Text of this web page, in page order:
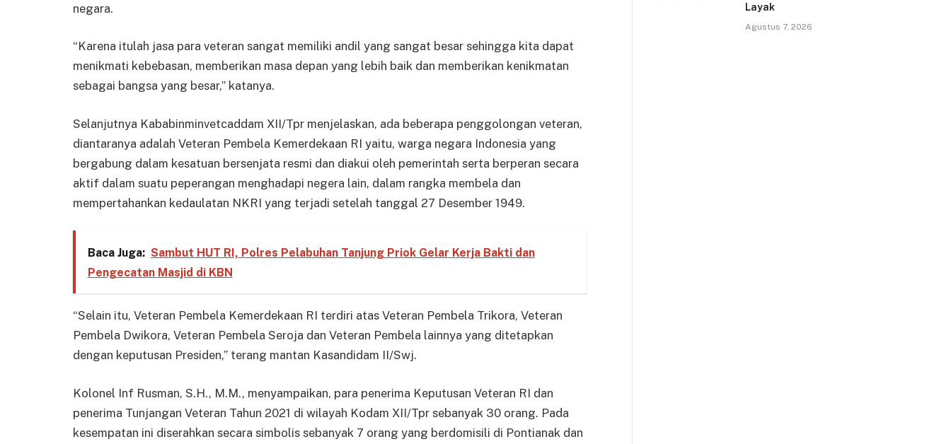
negara.
“Karena itulah jasa para veteran sangat memiliki andil yang sangat besar sehingga kita dapat
menikmati kebebasan, memberikan masa depan yang lebih baik dan memberikan kenikmatan
sebagai bangsa yang besar,” katanya.
Selanjutnya Kababinminvetcaddam XII/Tpr menjelaskan, ada beberapa penggolongan veteran,
diantaranya adalah Veteran Pembela Kemerdekaan RI yaitu, warga negara Indonesia yang
bergabung dalam kesatuan bersenjata resmi dan diakui oleh pemerintah serta berperan secara
aktif dalam suatu peperangan menghadapi negera lain, dalam rangka membela dan
mempertahankan kedaulatan NKRI yang terjadi setelah tanggal 27 Desember 1949.
Baca Juga: Sambut HUT RI, Polres Pelabuhan Tanjung Priok Gelar Kerja Bakti dan
Pengecatan Masjid di KBN
“Selain itu, Veteran Pembela Kemerdekaan RI terdiri atas Veteran Pembela Trikora, Veteran
Pembela Dwikora, Veteran Pembela Seroja dan Veteran Pembela lainnya yang ditetapkan
dengan keputusan Presiden,” terang mantan Kasandidam II/Swj.
Kolonel Inf Rusman, S.H., M.M., menyampaikan, para penerima Keputusan Veteran RI dan
penerima Tunjangan Veteran Tahun 2021 di wilayah Kodam XII/Tpr sebanyak 30 orang. Pada
kesempatan ini diserahkan secara simbolis sebanyak 7 orang yang berdomisili di Pontianak dan
Layak
Agustus 7, 2026